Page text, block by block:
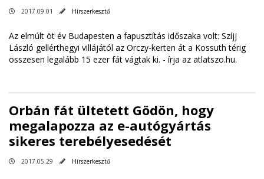
2017.09.01 Hírszerkesztő
Az elmúlt öt év Budapesten a fapusztítás időszaka volt: Szíjj
László gellérthegyi villájától az Orczy-kerten át a Kossuth térig
összesen legalább 15 ezer fát vágtak ki. - írja az atlatszo.hu.
Orbán fát ültetett Gödön, hogy
megalapozza az e-autógyártás
sikeres terebélyesedését
2017.05.29 Hírszerkesztő